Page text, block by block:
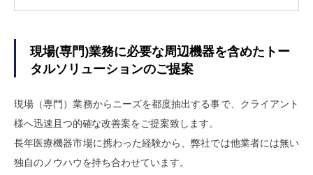
現場(専門)業務に必要な周辺機器を含めたトー
タルソリューションのご提案
現場（専門）業務からニーズを都度抽出する事で、クライアント
様へ迅速且つ的確な改善案をご提案致します。
長年医療機器市場に携わった経験から、弊社では他業者には無い
独自のノウハウを持ち合わせています。